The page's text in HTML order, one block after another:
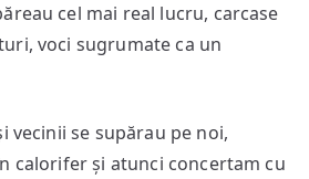
cel mai real lucru, carcase
voci sugrumate ca un
vecinii se supărau pe noi,
calorifer și atunci concertam cu